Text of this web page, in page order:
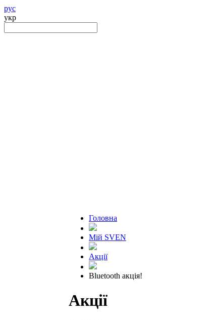
рус
укр
Головна
Мій SVEN
Акції
Bluetooth акція!
Акції